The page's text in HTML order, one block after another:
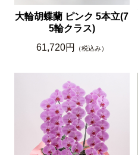
大輪胡蝶蘭 ピンク 5本立(7
5輪クラス)
61,720円
（税込み）